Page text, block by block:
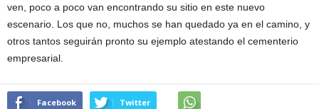
ven, poco a poco van encontrando su sitio en este nuevo
escenario. Los que no, muchos se han quedado ya en el camino, y
otros tantos seguirán pronto su ejemplo atestando el cementerio
empresarial.
Facebook Twitter